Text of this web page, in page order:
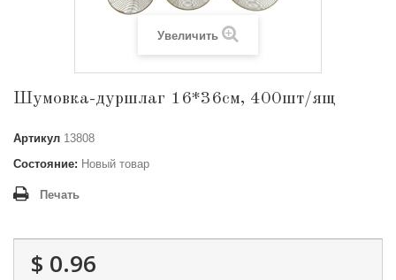
Увеличить
Шумовка-дуршлаг 16*36см, 400шт/ящ
Артикул 13808
Состояние: Новый товар
Печать
$ 0.96